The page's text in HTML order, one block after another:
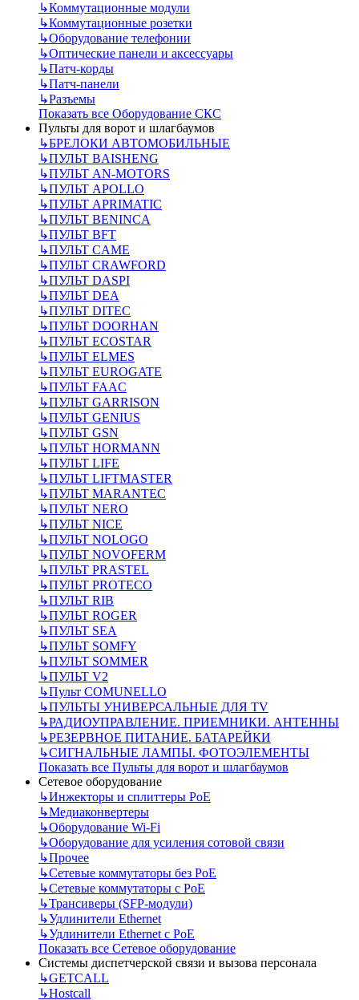
↳Коммутационные модули
↳Коммутационные розетки
↳Оборудование телефонии
↳Оптические панели и аксессуары
↳Патч-корды
↳Патч-панели
↳Разъемы
Показать все Оборудование СКС
Пульты для ворот и шлагбаумов
↳БРЕЛОКИ АВТОМОБИЛЬНЫЕ
↳ПУЛЬТ BAISHENG
↳ПУЛЬТ AN-MOTORS
↳ПУЛЬТ APOLLO
↳ПУЛЬТ APRIMATIC
↳ПУЛЬТ BENINCA
↳ПУЛЬТ BFT
↳ПУЛЬТ CAME
↳ПУЛЬТ CRAWFORD
↳ПУЛЬТ DASPI
↳ПУЛЬТ DEA
↳ПУЛЬТ DITEC
↳ПУЛЬТ DOORHAN
↳ПУЛЬТ ECOSTAR
↳ПУЛЬТ ELMES
↳ПУЛЬТ EUROGATE
↳ПУЛЬТ FAAC
↳ПУЛЬТ GARRISON
↳ПУЛЬТ GENIUS
↳ПУЛЬТ GSN
↳ПУЛЬТ HORMANN
↳ПУЛЬТ LIFE
↳ПУЛЬТ LIFTMASTER
↳ПУЛЬТ MARANTEC
↳ПУЛЬТ NERO
↳ПУЛЬТ NICE
↳ПУЛЬТ NOLOGO
↳ПУЛЬТ NOVOFERM
↳ПУЛЬТ PRASTEL
↳ПУЛЬТ PROTECO
↳ПУЛЬТ RIB
↳ПУЛЬТ ROGER
↳ПУЛЬТ SEA
↳ПУЛЬТ SOMFY
↳ПУЛЬТ SOMMER
↳ПУЛЬТ V2
↳Пульт СOMUNELLO
↳ПУЛЬТЫ УНИВЕРСАЛЬНЫЕ ДЛЯ TV
↳РАДИОУПРАВЛЕНИЕ. ПРИЕМНИКИ. АНТЕННЫ
↳РЕЗЕРВНОЕ ПИТАНИЕ. БАТАРЕЙКИ
↳СИГНАЛЬНЫЕ ЛАМПЫ. ФОТОЭЛЕМЕНТЫ
Показать все Пульты для ворот и шлагбаумов
Сетевое оборудование
↳Инжекторы и сплиттеры РоЕ
↳Медиаконвертеры
↳Оборудование Wi-Fi
↳Оборудование для усиления сотовой связи
↳Прочее
↳Сетевые коммутаторы без РоЕ
↳Сетевые коммутаторы с РоЕ
↳Трансиверы (SFP-модули)
↳Удлинители Ethernet
↳Удлинители Ethernet с PoE
Показать все Сетевое оборудование
Системы диспетчерской связи и вызова персонала
↳GETCALL
↳Hostcall